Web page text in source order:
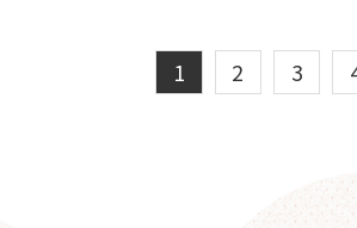
1 2 3